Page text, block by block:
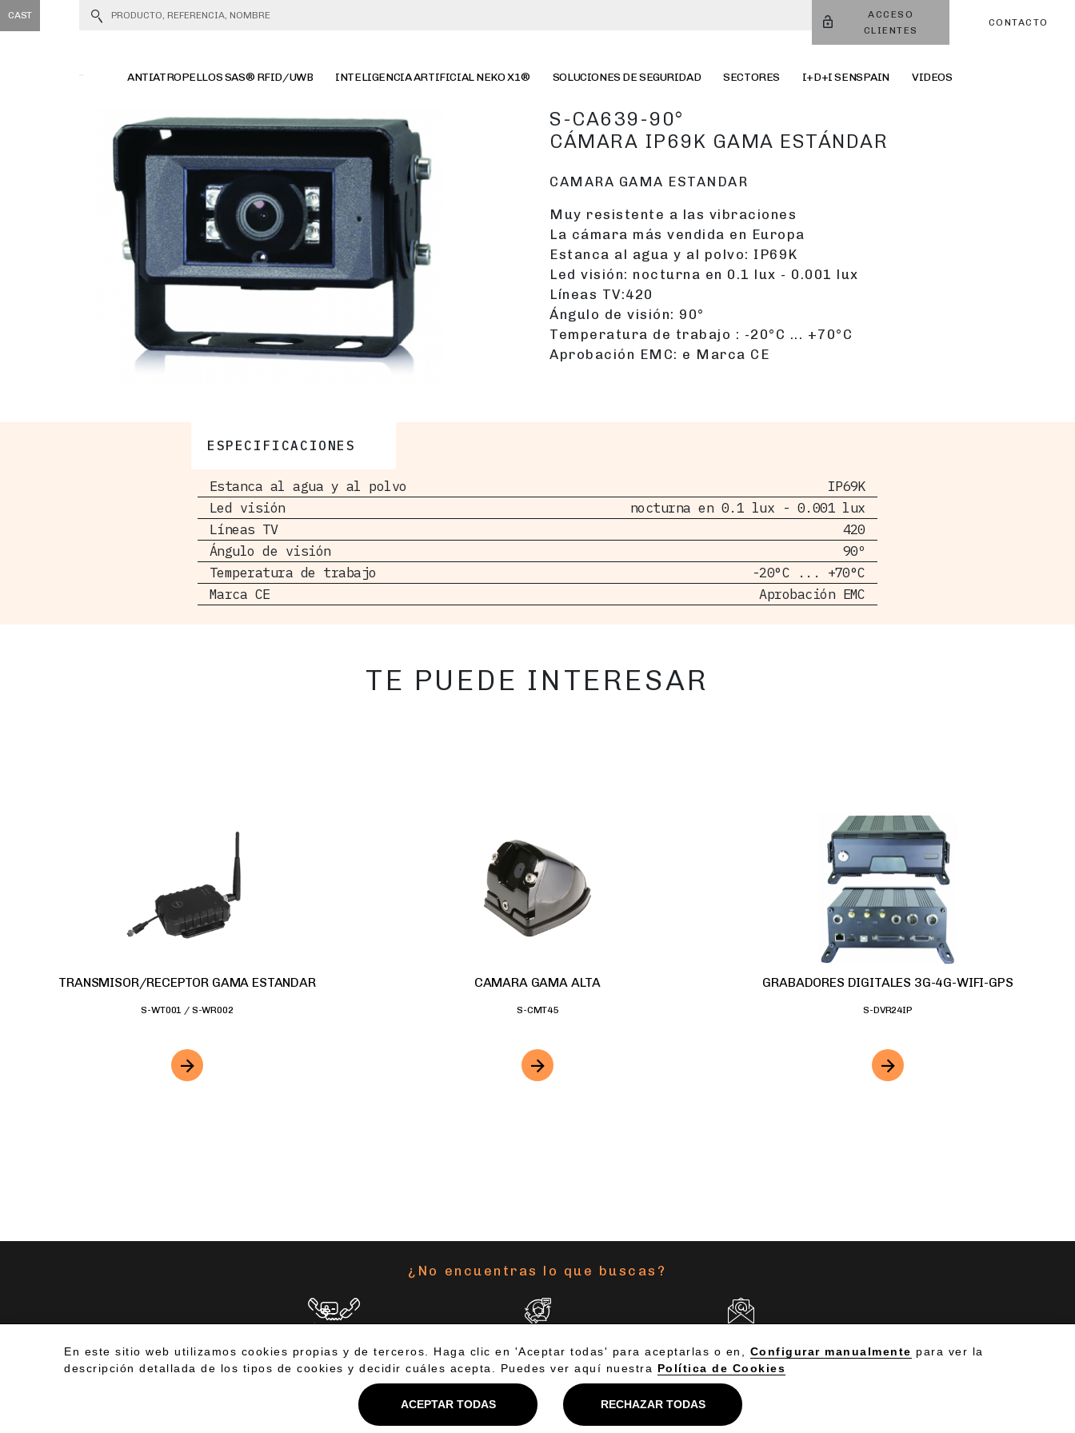
CAST
ACCESO
CLIENTES
CONTACTO
ANTIATROPELLOS SAS® RFID/UWB INTELIGENCIA ARTIFICIAL NEKO X1® SOLUCIONES DE SEGURIDAD SECTORES I+D+I SENSPAIN VIDEOS
S-CA639-90°
CÁMARA IP69K GAMA ESTÁNDAR
CAMARA GAMA ESTANDAR
Muy resistente a las vibraciones
La cámara más vendida en Europa
Estanca al agua y al polvo: IP69K
Led visión: nocturna en 0.1 lux - 0.001 lux
Líneas TV:420
Ángulo de visión: 90°
Temperatura de trabajo : -20°C ... +70°C
Aprobación EMC: e Marca CE
ESPECIFICACIONES
Estanca al agua y al polvo
IP69K
Led visión
nocturna en 0.1 lux - 0.001 lux
Líneas TV
420
Ángulo de visión
90º
Temperatura de trabajo
-20°C ... +70°C
Marca CE
Aprobación EMC
TE PUEDE INTERESAR
TRANSMISOR/RECEPTOR GAMA ESTANDAR
S-WT001 / S-WR002
CAMARA GAMA ALTA
S-CMT45
GRABADORES DIGITALES 3G-4G-WIFI-GPS
S-DVR24IP
¿No encuentras lo que buscas?
TE LLAMAMOS ASISTENTE VIRTUAL ESCRÍBENOS
+34 945 178 586 Aviso Legal Política de Privacidad Política de Cookies